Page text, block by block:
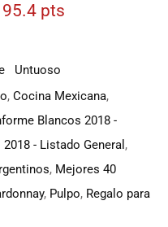
95.4 pts
Untuoso
, Cocina Mexicana,
Blancos 2018 -
- Listado General ,
, Mejores 40
, Pulpo, Regalo para